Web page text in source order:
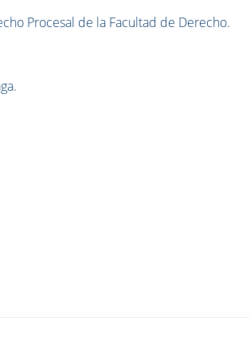
Procesal de la Facultad de Derecho.